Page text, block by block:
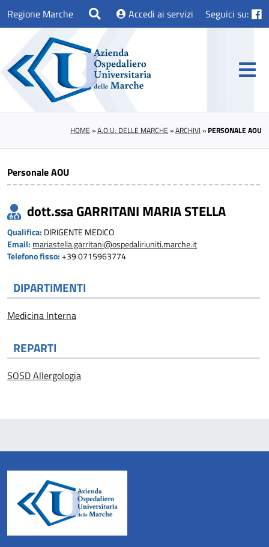
Regione Marche Accedi ai servizi Seguici su:
HOME »A.O.U. DELLE MARCHE »ARCHIVI »PERSONALE AOU
Personale AOU
dott.ssa GARRITANI MARIA STELLA
Qualifica: DIRIGENTE MEDICO
Email: mariastella.garritani@ospedaliriuniti.marche.it
Telefono fisso: +39 0715963774
DIPARTIMENTI
Medicina Interna
REPARTI
SOSD Allergologia